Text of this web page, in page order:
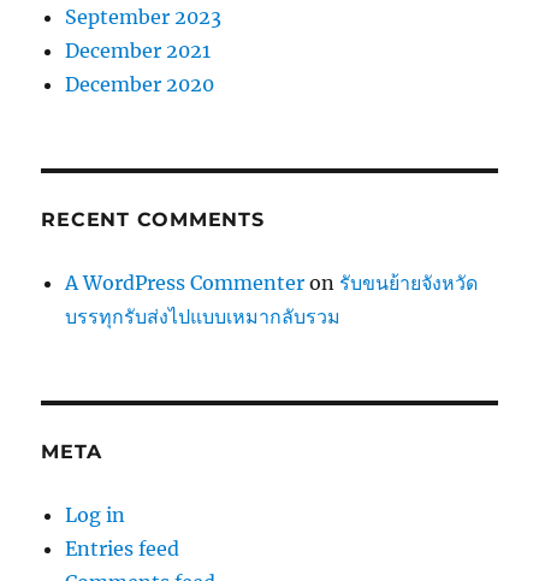
September 2023
December 2021
December 2020
RECENT COMMENTS
A WordPress Commenter on รับขนย้ายจังหวัด
บรรทุกรับส่งไปแบบเหมากลับรวม
META
Log in
Entries feed